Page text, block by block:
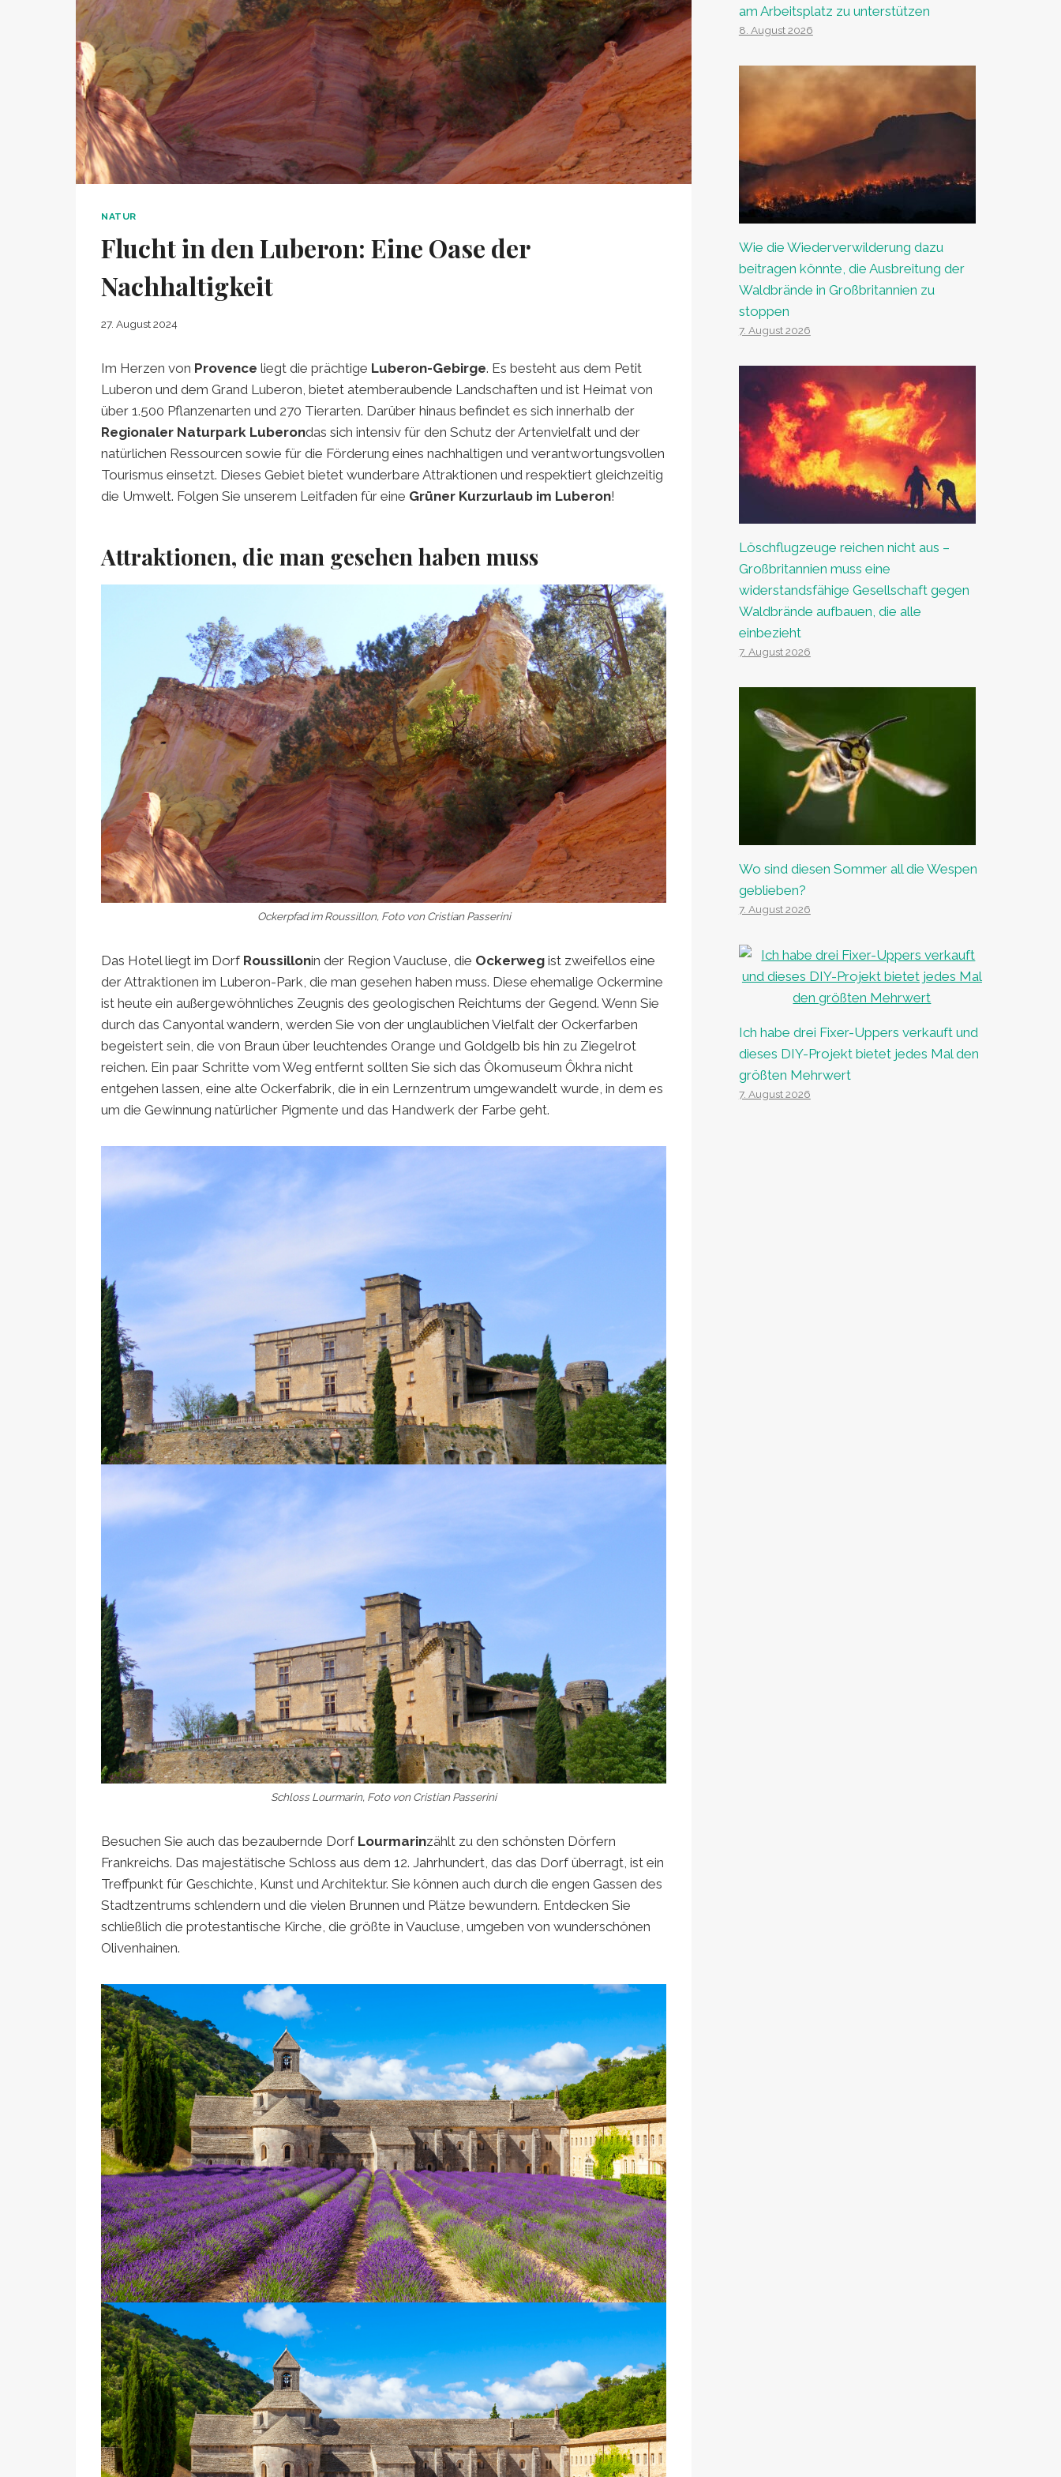
NATUR
Flucht in den Luberon: Eine Oase der
Nachhaltigkeit
27. August 2024
Im Herzen von Provence liegt die prächtige Luberon-Gebirge. Es besteht aus dem Petit
Luberon und dem Grand Luberon, bietet atemberaubende Landschaften und ist Heimat von
über 1.500 Pflanzenarten und 270 Tierarten. Darüber hinaus befindet es sich innerhalb der
Regionaler Naturpark Luberondas sich intensiv für den Schutz der Artenvielfalt und der
natürlichen Ressourcen sowie für die Förderung eines nachhaltigen und verantwortungsvollen
Tourismus einsetzt. Dieses Gebiet bietet wunderbare Attraktionen und respektiert gleichzeitig
die Umwelt. Folgen Sie unserem Leitfaden für eine Grüner Kurzurlaub im Luberon!
Attraktionen, die man gesehen haben muss
Ockerpfad im Roussillon, Foto von Cristian Passerini
Das Hotel liegt im Dorf Roussillonin der Region Vaucluse, die Ockerweg ist zweifellos eine
der Attraktionen im Luberon-Park, die man gesehen haben muss. Diese ehemalige Ockermine
ist heute ein außergewöhnliches Zeugnis des geologischen Reichtums der Gegend. Wenn Sie
durch das Canyontal wandern, werden Sie von der unglaublichen Vielfalt der Ockerfarben
begeistert sein, die von Braun über leuchtendes Orange und Goldgelb bis hin zu Ziegelrot
reichen. Ein paar Schritte vom Weg entfernt sollten Sie sich das Ökomuseum Ôkhra nicht
entgehen lassen, eine alte Ockerfabrik, die in ein Lernzentrum umgewandelt wurde, in dem es
um die Gewinnung natürlicher Pigmente und das Handwerk der Farbe geht.
Schloss Lourmarin, Foto von Cristian Passerini
Besuchen Sie auch das bezaubernde Dorf Lourmarinzählt zu den schönsten Dörfern
Frankreichs. Das majestätische Schloss aus dem 12. Jahrhundert, das das Dorf überragt, ist ein
Treffpunkt für Geschichte, Kunst und Architektur. Sie können auch durch die engen Gassen des
Stadtzentrums schlendern und die vielen Brunnen und Plätze bewundern. Entdecken Sie
schließlich die protestantische Kirche, die größte in Vaucluse, umgeben von wunderschönen
Olivenhainen.
am Arbeitsplatz zu unterstützen
8. August 2026
Wie die Wiederverwilderung dazu
beitragen könnte, die Ausbreitung der
Waldbrände in Großbritannien zu
stoppen
7. August 2026
Löschflugzeuge reichen nicht aus –
Großbritannien muss eine
widerstandsfähige Gesellschaft gegen
Waldbrände aufbauen, die alle
einbezieht
7. August 2026
Wo sind diesen Sommer all die Wespen
geblieben?
7. August 2026
Ich habe drei Fixer-Uppers verkauft und
dieses DIY-Projekt bietet jedes Mal den
größten Mehrwert
7. August 2026